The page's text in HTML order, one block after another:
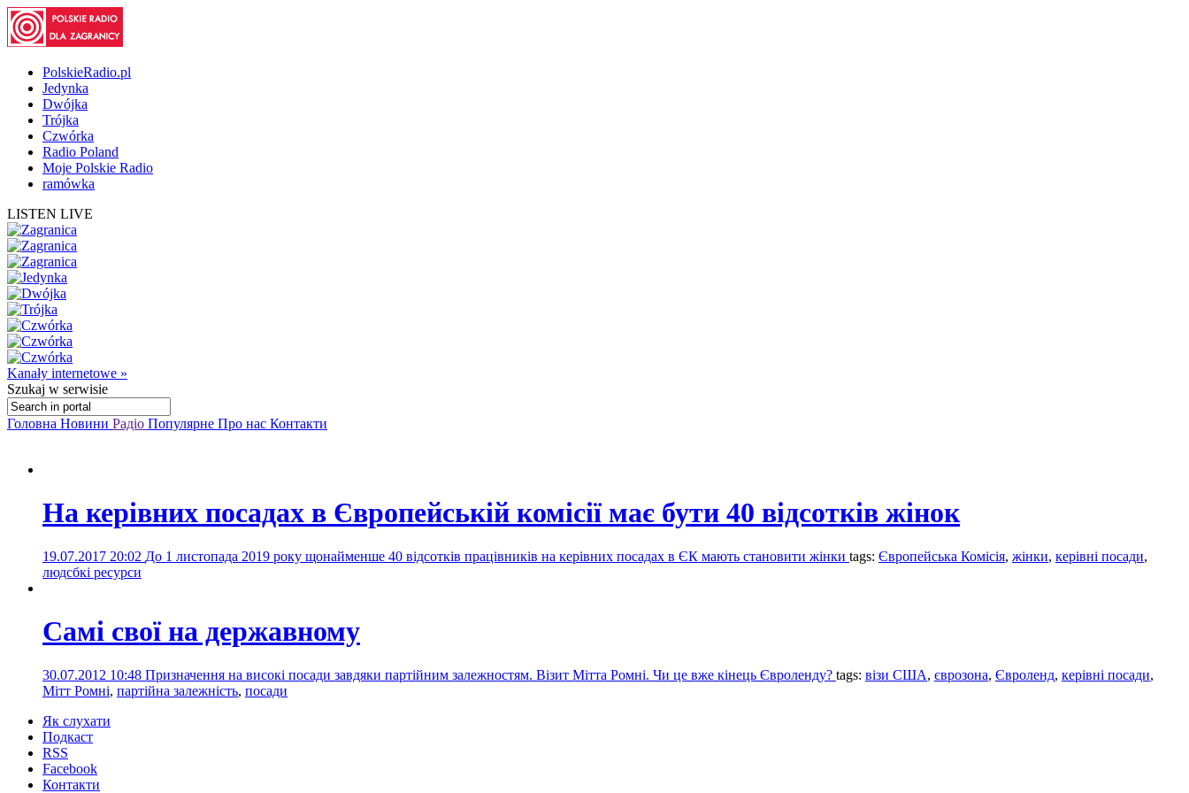
PolskieRadio.pl
Jedynka
Dwójka
Trójka
Czwórka
Radio Poland
Moje Polskie Radio
ramówka
LISTEN LIVE
Kanały internetowe »
Szukaj w serwisie
Головна Новини Радіо Популярне Про нас Контакти
На керівних посадах в Європейській комісії має бути 40 відсотків жінок
19.07.2017 20:02 До 1 листопада 2019 року щонайменше 40 відсотків працівників на керівних посадах в ЄК мають становити жінки tags: Європейська Комісія, жінки, керівні посади,
людсбкі ресурси
Самі свої на державному
30.07.2012 10:48 Призначення на високі посади завдяки партійним залежностям. Візит Мітта Ромні. Чи це вже кінець Євроленду? tags: візи США, єврозона, Євроленд, керівні посади,
Мітт Ромні, партійна залежність, посади
Як слухати
Подкаст
RSS
Facebook
Контакти